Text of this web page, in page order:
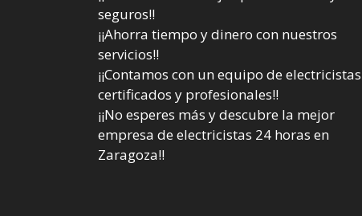
seguros!!
¡¡Ahorra tiempo y dinero con nuestros
servicios!!
¡¡Contamos con un equipo de electricistas
certificados y profesionales!!
¡¡No esperes más y descubre la mejor
empresa de electricistas 24 horas en
Zaragoza!!